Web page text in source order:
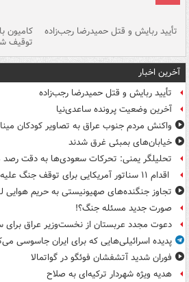
تأیید ربایش و قتل حمیدرضا رجب‌زاده
توقیف
آخرین اخبار
تأیید ربایش و قتل حمیدرضا رجب‌زاده
آخرین وضعیت پرونده ساعدی‌نیا
واکنش مردم جنوب عراق به تصاویر کودکان
خیابان‌های بمبئی غرق شدند
تحلیلگر یمنی: تحرکات سعودی‌ها به دقت
اقدام ۱۱ سناتور آمریکایی برای توقف جنگ علیه ایران
تجاوز جنگنده‌های صهیونیستی به حریم هوایی
صورت جدید مسئله جنگ؟!
دعوت مجدد عربستان از نخست‌وزیر عراق برای
پدیده اسرائیلی‌هایی که برای ایران جاسوسی
فوران شدید آتشفشان فوئگو در گواتمالا
هدیه ویژه شهردار ترکیه‌ای به صلاح